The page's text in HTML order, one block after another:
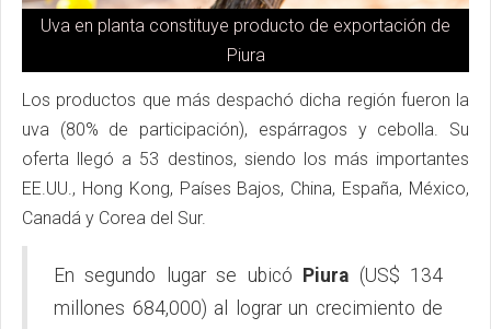
Uva en planta constituye producto de exportación de
Piura
Los productos que más despachó dicha región fueron la
uva (80% de participación), espárragos y cebolla. Su
oferta llegó a 53 destinos, siendo los más importantes
EE.UU., Hong Kong, Países Bajos, China, España, México,
Canadá y Corea del Sur.
En segundo lugar se ubicó Piura (US$ 134
millones 684,000) al lograr un crecimiento de